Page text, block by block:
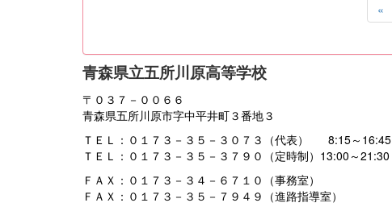
«
青森県立五所川原高等学校
〒０３７－００６６
青森県五所川原市字中平井町３番地３
ＴＥＬ：０１７３－３５－３０７３（代表） 8:15～16:45
ＴＥＬ：０１７３－３５－３７９０（定時制）13:00～21:30
ＦＡＸ：０１７３－３４－６７１０（事務室）
ＦＡＸ：０１７３－３５－７９４９（進路指導室）